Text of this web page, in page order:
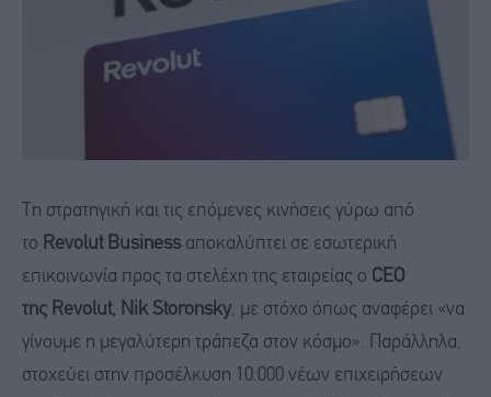
Τη στρατηγική και τις επόμενες κινήσεις γύρω από
το Revolut Business αποκαλύπτει σε εσωτερική
επικοινωνία προς τα στελέχη της εταιρείας ο CEO
της Revolut, Nik Storonsky, με στόχο όπως αναφέρει «να
γίνουμε η μεγαλύτερη τράπεζα στον κόσμο». Παράλληλα,
στοχεύει στην προσέλκυση 10.000 νέων επιχειρήσεων